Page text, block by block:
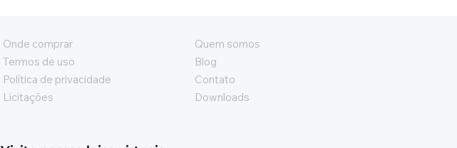
Onde comprar
Termos de uso
Política de privacidade
Licitações
Quem somos
Blog
Contato
Downloads